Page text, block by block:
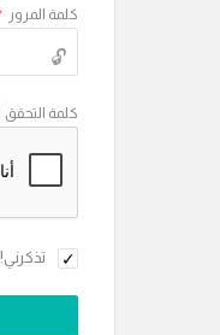
كلمة المرور
كلمة التحقق
تذكرني!